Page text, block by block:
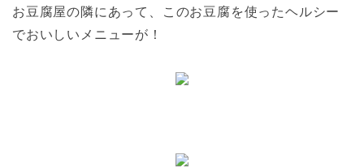
お豆腐屋の隣にあって、このお豆腐を使ったヘルシー
でおいしいメニューが！